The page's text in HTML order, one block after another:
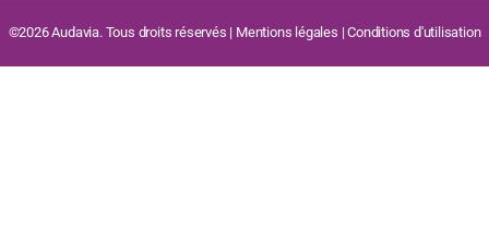
©2026 Audavia. Tous droits réservés | Mentions légales |Conditions d'utilisation